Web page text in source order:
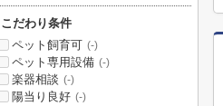
こだわり条件
ペット飼育可 (-)
ペット専用設備 (-)
楽器相談 (-)
陽当り良好 (-)